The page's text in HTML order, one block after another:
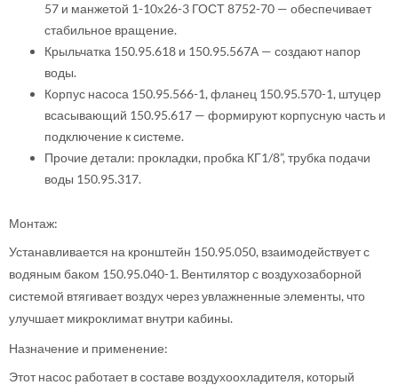
57 и манжетой 1-10х26-3 ГОСТ 8752-70 — обеспечивает
стабильное вращение.
Крыльчатка 150.95.618 и 150.95.567А — создают напор
воды.
Корпус насоса 150.95.566-1, фланец 150.95.570-1, штуцер
всасывающий 150.95.617 — формируют корпусную часть и
подключение к системе.
Прочие детали: прокладки, пробка КГ1/8”, трубка подачи
воды 150.95.317.
Монтаж:
Устанавливается на кронштейн 150.95.050, взаимодействует с
водяным баком 150.95.040-1. Вентилятор с воздухозаборной
системой втягивает воздух через увлажненные элементы, что
улучшает микроклимат внутри кабины.
Назначение и применение:
Этот насос работает в составе воздухоохладителя, который